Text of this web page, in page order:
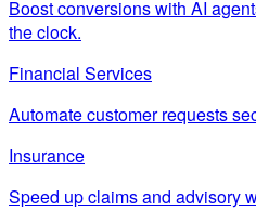
Boost conversions with AI
the clock.
Financial Services
Automate customer requests
Insurance
Speed up claims and advisory